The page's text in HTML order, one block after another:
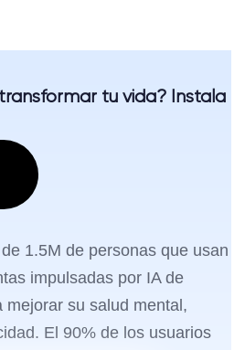
tu vida? Instala
1.5M de personas que usan
impulsadas por IA de
mejorar su salud mental,
El 90% de los usuarios